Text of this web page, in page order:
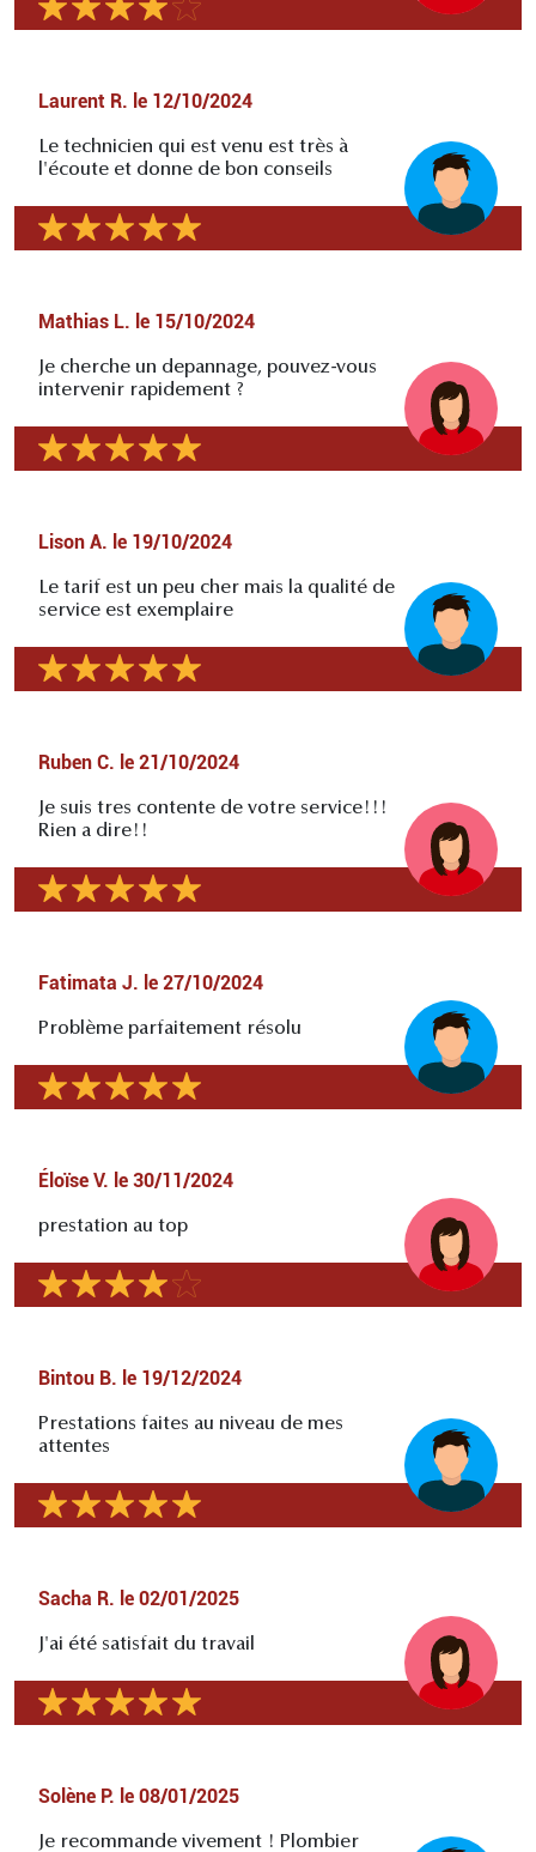
Laurent R. le 12/10/2024
Le technicien qui est venu est très à
l'écoute et donne de bon conseils
Mathias L. le 15/10/2024
Je cherche un depannage, pouvez-vous
intervenir rapidement ?
Lison A. le 19/10/2024
Le tarif est un peu cher mais la qualité de
service est exemplaire
Ruben C. le 21/10/2024
Je suis tres contente de votre service!!!
Rien a dire!!
Fatimata J. le 27/10/2024
Problème parfaitement résolu
Éloïse V. le 30/11/2024
prestation au top
Bintou B. le 19/12/2024
Prestations faites au niveau de mes
attentes
Sacha R. le 02/01/2025
J'ai été satisfait du travail
Solène P. le 08/01/2025
Je recommande vivement ! Plombier